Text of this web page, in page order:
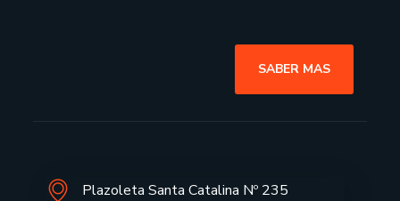
SABER MAS
Plazoleta Santa Catalina Nº 235